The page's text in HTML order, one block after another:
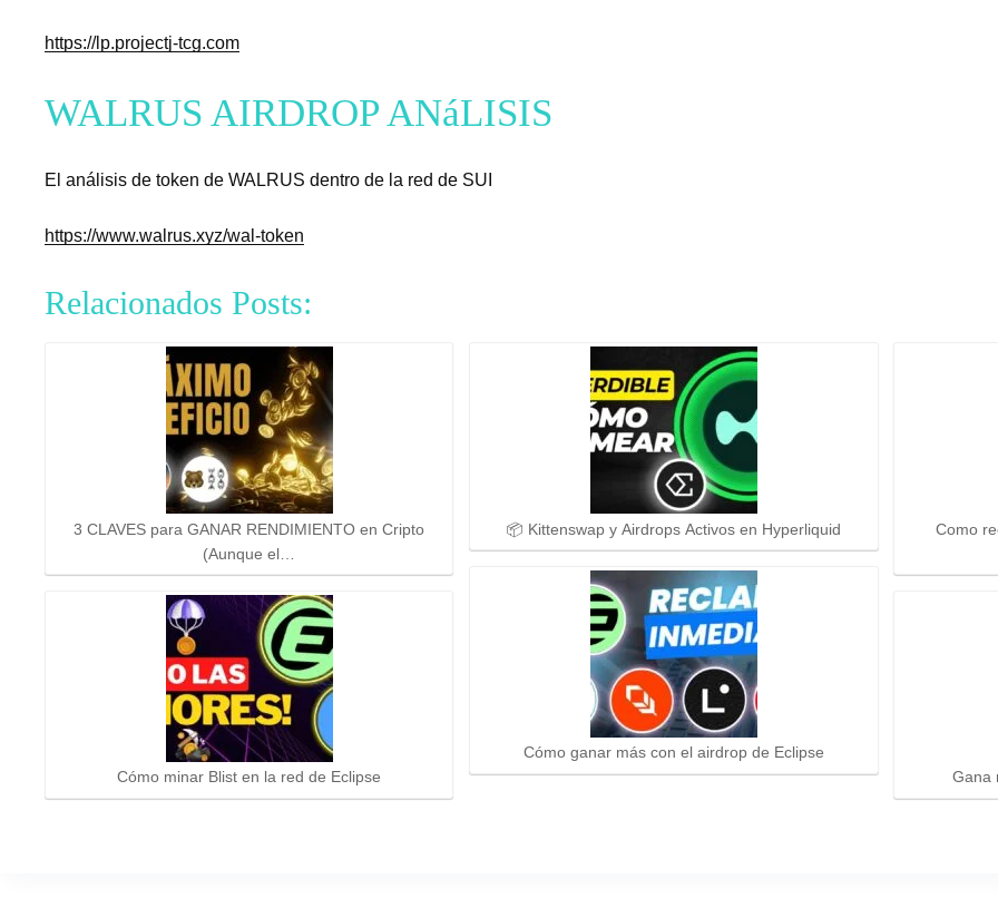
https://lp.projectj-tcg.com
WALRUS AIRDROP ANáLISIS
El análisis de token de WALRUS dentro de la red de SUI
https://www.walrus.xyz/wal-token
Relacionados Posts:
3 CLAVES para GANAR RENDIMIENTO en Cripto
(Aunque el…
Cómo minar Blist en la red de Eclipse
📦 Kittenswap y Airdrops Activos en Hyperliquid
Cómo ganar más con el airdrop de Eclipse
Como
Gana